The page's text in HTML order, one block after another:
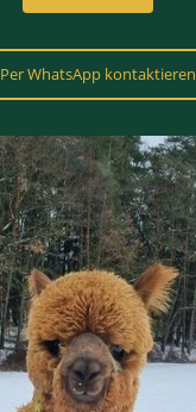
Per WhatsApp kontaktieren